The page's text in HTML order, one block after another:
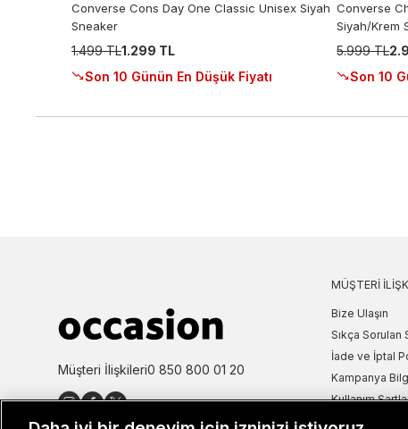
Converse Cons Day One Classic Unisex Siyah
Sneaker
1.499 TL1.299 TL
Son 10 Günün En Düşük Fiyatı
Converse
Siyah/Krem
5.999 TL
Son 10
Müşteri İlişkileri0 850 800 01 20
MÜŞTERI
Bize Ulaşın
Sıkça Sorulan
İade ve İptal
Kampanya
Kullanım